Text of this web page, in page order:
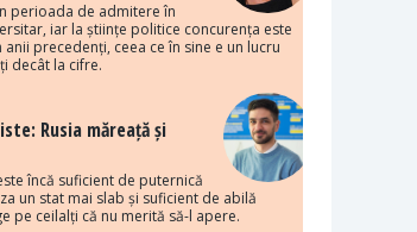
perioada de admitere în
iar la științe politice concurența este
precedenți, ceea ce în sine e un lucru
decât la cifre.
Rusia măreață și
încă suficient de puternică
un stat mai slab și suficient de abilă
pe ceilalți că nu merită să-l apere.